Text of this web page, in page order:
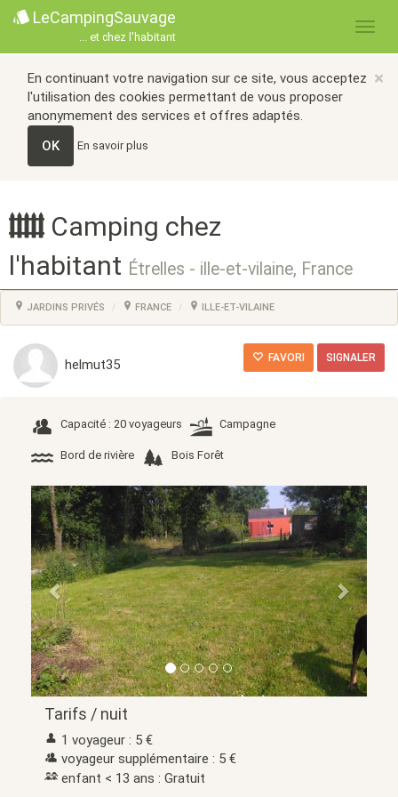
LeCampingSauvage
... et chez l'habitant
×
En continuant votre navigation sur ce site, vous acceptez
l'utilisation des cookies permettant de vous proposer
anonymement des services et offres adaptés.
OK
En savoir plus
Camping chez
l'habitant Étrelles - ille-et-vilaine, France
JARDINS PRIVÉS FRANCE ILLE-ET-VILAINE
helmut35 FAVORI SIGNALER
Capacité : 20 voyageurs Campagne
Bord de rivière Bois Forêt
Précédent Suivant
Tarifs / nuit
1 voyageur : 5 €
voyageur supplémentaire : 5 €
enfant < 13 ans : Gratuit